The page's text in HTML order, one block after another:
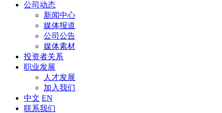
公司动态
新闻中心
媒体报道
公司公告
媒体素材
投资者关系
职业发展
人才发展
加入我们
中文 EN
联系我们